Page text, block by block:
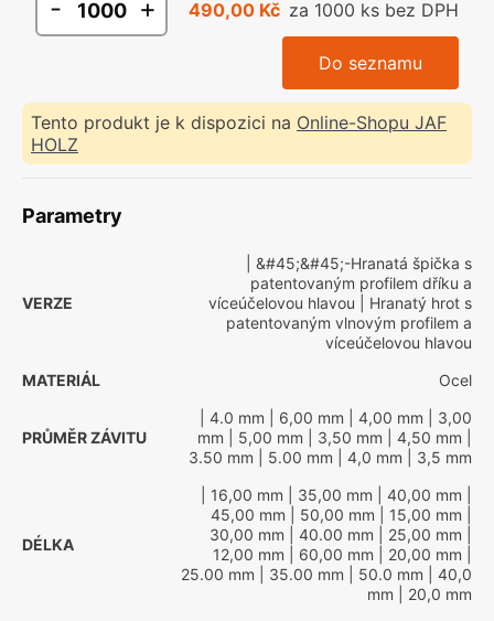
- + 490,00 Kč za 1000 ks bez DPH
Do seznamu
Tento produkt je k dispozici na Online-Shopu JAF
HOLZ
Parametry
VERZE
| &#45;&#45;-Hranatá špička s
patentovaným profilem dříku a
víceúčelovou hlavou | Hranatý hrot s
patentovaným vlnovým profilem a
víceúčelovou hlavou
MATERIÁL
Ocel
PRŮMĚR ZÁVITU
| 4.0 mm | 6,00 mm | 4,00 mm | 3,00
mm | 5,00 mm | 3,50 mm | 4,50 mm
3.50 mm | 5.00 mm | 4,0 mm | 3,5 mm
DÉLKA
| 16,00 mm | 35,00 mm | 40,00 mm
45,00 mm | 50,00 mm | 15,00 mm
30,00 mm | 40.00 mm | 25,00 mm
12,00 mm | 60,00 mm | 20,00 mm
25.00 mm | 35.00 mm | 50.0 mm | 40,0
mm | 20,0 mm